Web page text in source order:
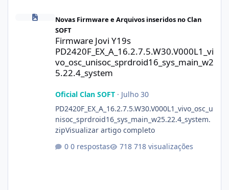
Firmware Jovi Y19s
Novas Firmware e Arquivos inseridos no Clan
SOFT
Firmware Jovi Y19s
PD2420F_EX_A_16.2.7.5.W30.V000L1_vi
vo_osc_unisoc_sprdroid16_sys_main_w2
5.22.4_system
Oficial Clan SOFT· Julho 30
PD2420F_EX_A_16.2.7.5.W30.V000L1_vivo_osc_u
nisoc_sprdroid16_sys_main_w25.22.4_system.
zipVisualizar artigo completo
0 respostas
718 visualizações